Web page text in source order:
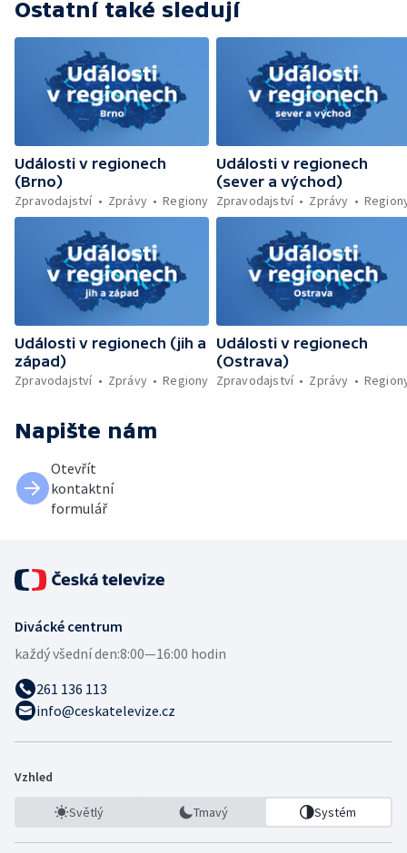
lesa u Velhartic — Další rozsáhlý lesní požár
Náchodsku — Znovuotevření rozhledny na
Libíně — Obchvat Náchoda je zhruba v
polovině — Požár v kempu na Pardubicku —
Wonkův most po rekonstrukci — Letiště
Václava Havla odbavilo 8 milionů cestujících
— V Plzni přibývá nelegálních graffiti
Ostatní také sledují
Události v regionech
(Brno)
Zpravodajství
Zprávy Regiony
Události v regionech
(sever a východ)
Zpravodajství
Zprávy
Události v regionech (jih a
západ)
Zpravodajství
Zprávy Regiony
Události v regionech
(Ostrava)
Zpravodajství
Zprávy
Napište nám
Otevřít
kontaktní
formulář
Divácké centrum
každý všední den:8:00—16:00 hodin
261 136 113
info@ceskatelevize.cz
Vzhled
Světlý Tmavý Systém